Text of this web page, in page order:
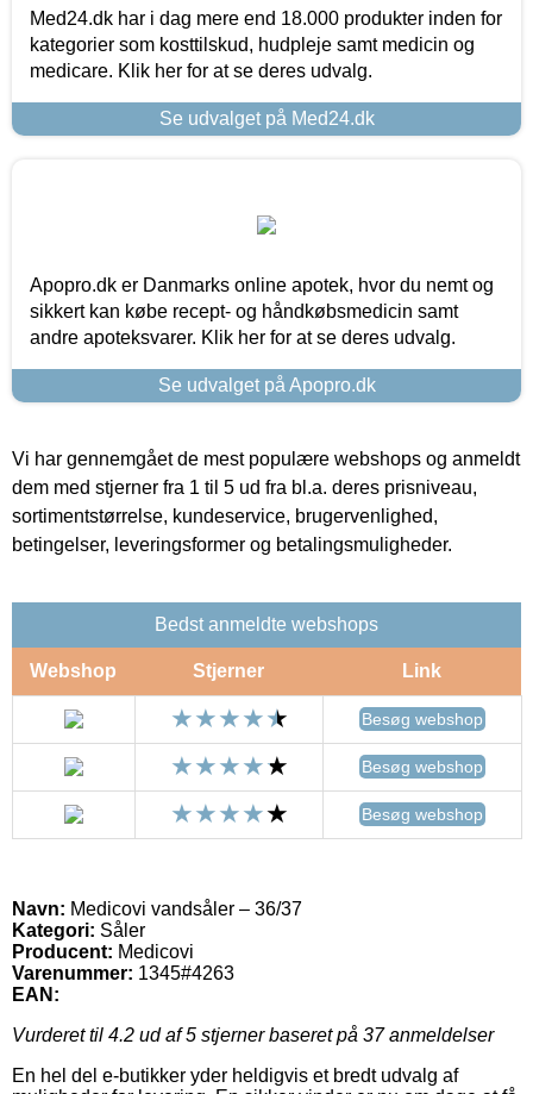
Med24.dk har i dag mere end 18.000 produkter inden for
kategorier som kosttilskud, hudpleje samt medicin og
medicare. Klik her for at se deres udvalg.
Se udvalget på Med24.dk
Apopro.dk er Danmarks online apotek, hvor du nemt og
sikkert kan købe recept- og håndkøbsmedicin samt
andre apoteksvarer. Klik her for at se deres udvalg.
Se udvalget på Apopro.dk
Vi har gennemgået de mest populære webshops og anmeldt
dem med stjerner fra 1 til 5 ud fra bl.a. deres prisniveau,
sortimentstørrelse, kundeservice, brugervenlighed,
betingelser, leveringsformer og betalingsmuligheder.
Bedst anmeldte webshops
Webshop Stjerner Link
Besøg webshop
Besøg webshop
Besøg webshop
Navn: Medicovi vandsåler – 36/37
Kategori: Såler
Producent: Medicovi
Varenummer: 1345#4263
EAN:
Vurderet til 4.2 ud af 5 stjerner baseret på 37anmeldelser
En hel del e-butikker yder heldigvis et bredt udvalg af